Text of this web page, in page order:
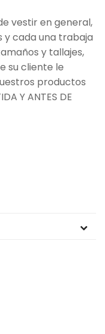
vestir en general,
y cada una trabaja
y tallajes,
su cliente le
productos
Y ANTES DE